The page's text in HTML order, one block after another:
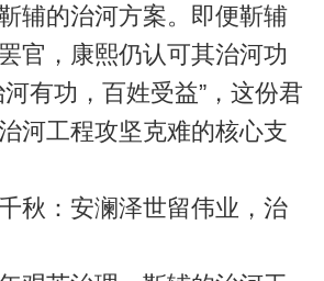
辅的治河方案。即便靳辅
官，康熙仍认可其治河功
有功，百姓受益”，这份君
河工程攻坚克难的核心支
：安澜泽世留伟业，治